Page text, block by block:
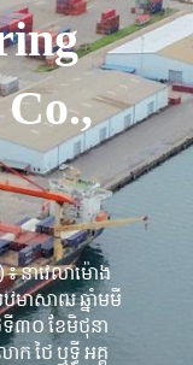
នាវេលាម៉ោង
មាសាឍ ឆ្នាំមមី
ទី៣០ ខែមិថុនា
ថៃ ឬទ្ធី អគ្គ